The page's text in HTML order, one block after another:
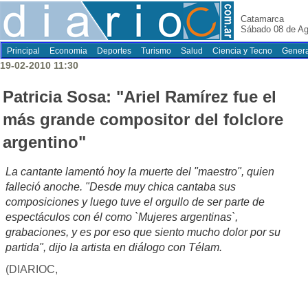
Catamarca
Sábado 08 de
Principal Economia Deportes Turismo Salud Ciencia y Tecno
19-02-2010 11:30
Patricia Sosa: "Ariel Ramírez fue el
más grande compositor del folclore
argentino"
La cantante lamentó hoy la muerte del "maestro", quien
falleció anoche. "Desde muy chica cantaba sus
composiciones y luego tuve el orgullo de ser parte de
espectáculos con él como `Mujeres argentinas`,
grabaciones, y es por eso que siento mucho dolor por su
partida", dijo la artista en diálogo con Télam.
(DIARIOC,